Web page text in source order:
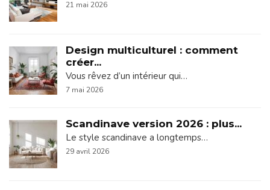
21 mai 2026
Design multiculturel : comment
créer...
Vous rêvez d’un intérieur qui…
7 mai 2026
Scandinave version 2026 : plus...
Le style scandinave a longtemps…
29 avril 2026